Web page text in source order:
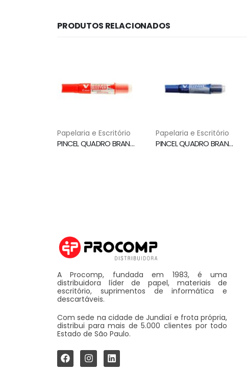
PRODUTOS RELACIONADOS
Papelaria e Escritório
PINCEL QUADRO BRANCO WBMA RECARREGAVEL VERMELHO PILOT
Papelaria e Escritório
PINCEL QUADRO BRANCO WBMA RECARREGAVEL AZUL PILOT
A Procomp, fundada em 1983, é uma
distribuidora líder de papel, materiais de
escritório, suprimentos de informática e
descartáveis.
Com sede na cidade de Jundiaí e frota própria,
distribui para mais de 5.000 clientes por todo
Estado de São Paulo.